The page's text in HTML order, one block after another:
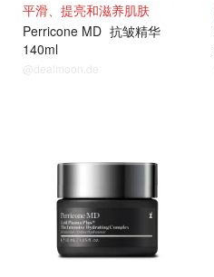
平滑、提亮和滋养肌肤
Perricone MD 抗皱精华
140ml
@dealmoon.de